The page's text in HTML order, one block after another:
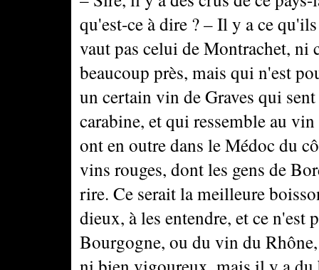
qu'est-ce à dire ? – Il y a ce
vaut pas celui de Montrachet, ni
beaucoup près, mais qui n'est
un certain vin de Graves qui
carabine, et qui ressemble au
ont en outre dans le Médoc du
vins rouges, dont les gens de
rire. Ce serait la meilleure
dieux, à les entendre, et ce n'est
Bourgogne, ou du vin du